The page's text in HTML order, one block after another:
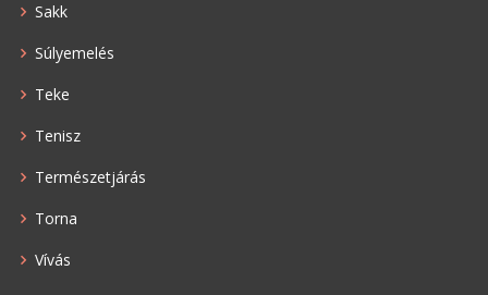
Sakk
Súlyemelés
Teke
Tenisz
Természetjárás
Torna
Vívás